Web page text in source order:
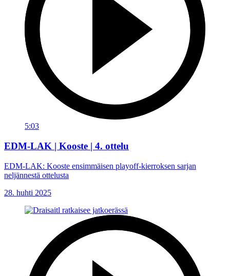
5:03
EDM-LAK | Kooste | 4. ottelu
EDM-LAK: Kooste ensimmäisen playoff-kierroksen sarjan
neljännestä ottelusta
28. huhti 2025